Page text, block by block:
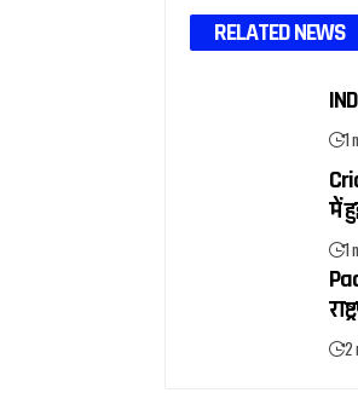
RELATED NEWS
1
में
1
2